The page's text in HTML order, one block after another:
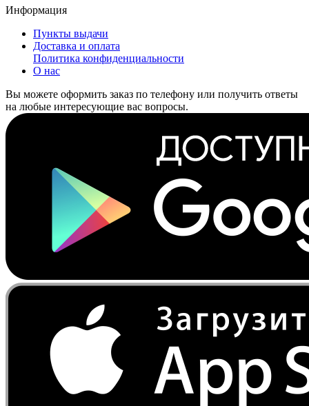
Информация
Пункты выдачи
Доставка и оплата
Политика конфиденциальности
О нас
Вы можете оформить заказ по телефону или получить ответы
на любые интересующие вас вопросы.